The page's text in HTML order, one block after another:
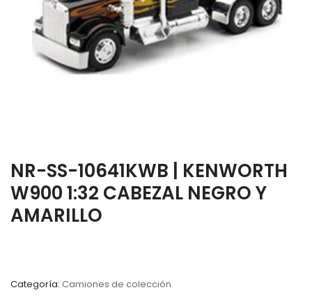
NR-SS-10641KWB | KENWORTH
W900 1:32 CABEZAL NEGRO Y
AMARILLO
Categoría: Camiones de colección